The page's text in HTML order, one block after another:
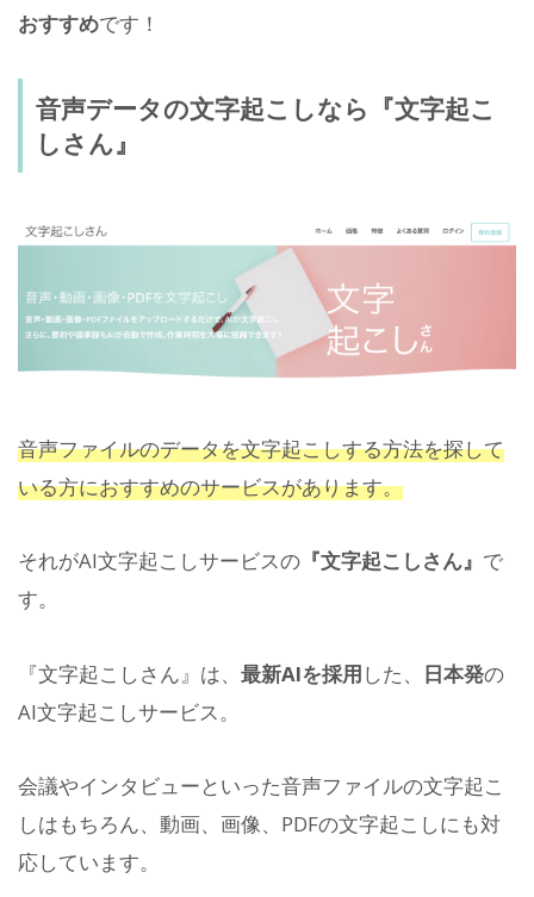
おすすめです！
音声データの文字起こしなら『文字起こ
しさん』
音声ファイルのデータを文字起こしする方法を探して
いる方におすすめのサービスがあります。
それがAI文字起こしサービスの 『文字起こしさん』 で
す。
『文字起こしさん』は、 最新AIを採用した、 日本発の
AI文字起こしサービス。
会議やインタビューといった音声ファイルの文字起こ
しはもちろん、動画、画像、PDFの文字起こしにも対
応しています。